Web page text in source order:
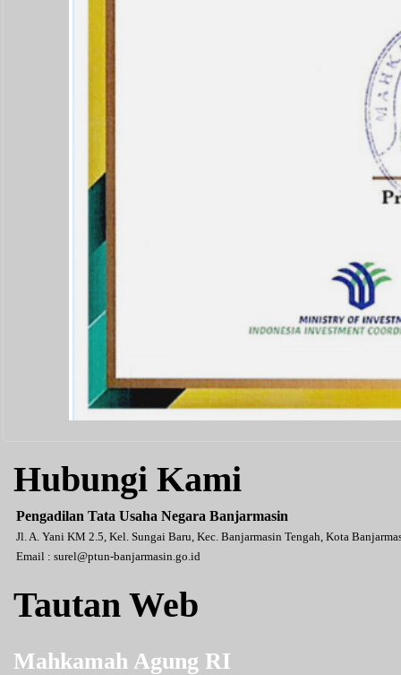
Hubungi Kami
Pengadilan Tata Usaha Negara Banjarmasin
Jl. A. Yani KM 2.5, Kel. Sungai Baru, Kec. Banjarmasin Tengah, Kota
Email : surel@ptun-banjarmasin.go.id
Tautan Web
Mahkamah Agung RI